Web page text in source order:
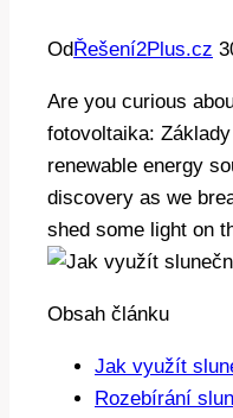
OdŘešení2Plus.cz
Are you curious
fotovoltaika:
renewable energy
discovery as we
shed some light on
Obsah článku
Jak využít
Rozebírání